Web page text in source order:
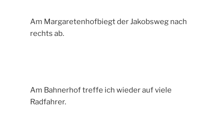
Am Margaretenhofbiegt der Jakobsweg nach
rechts ab.
Am Bahnerhof treffe ich wieder auf viele
Radfahrer.